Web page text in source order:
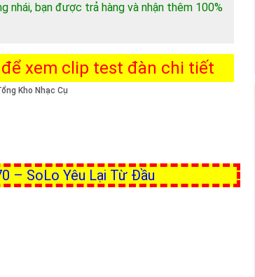
nhái, bạn được trả hàng và nhận thêm 100%
xem clip test đàn chi tiết
– SoLo Yêu Lại Từ Đầu